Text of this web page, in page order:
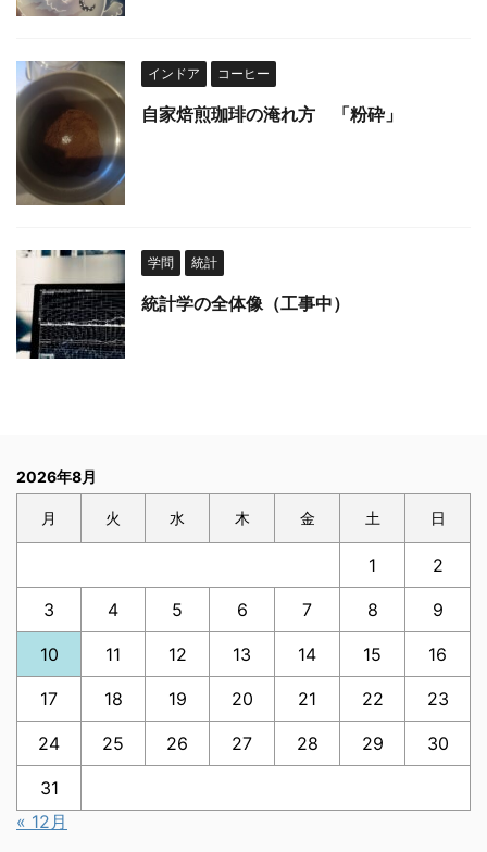
インドア コーヒー
自家焙煎珈琲の淹れ方 「粉砕」
学問 統計
統計学の全体像（工事中）
2026年8月
月 火 水 木 金 土 日
1 2
3 4 5 6 7 8 9
10 11 12 13 14 15 16
17 18 19 20 21 22 23
24 25 26 27 28 29 30
31
« 12月